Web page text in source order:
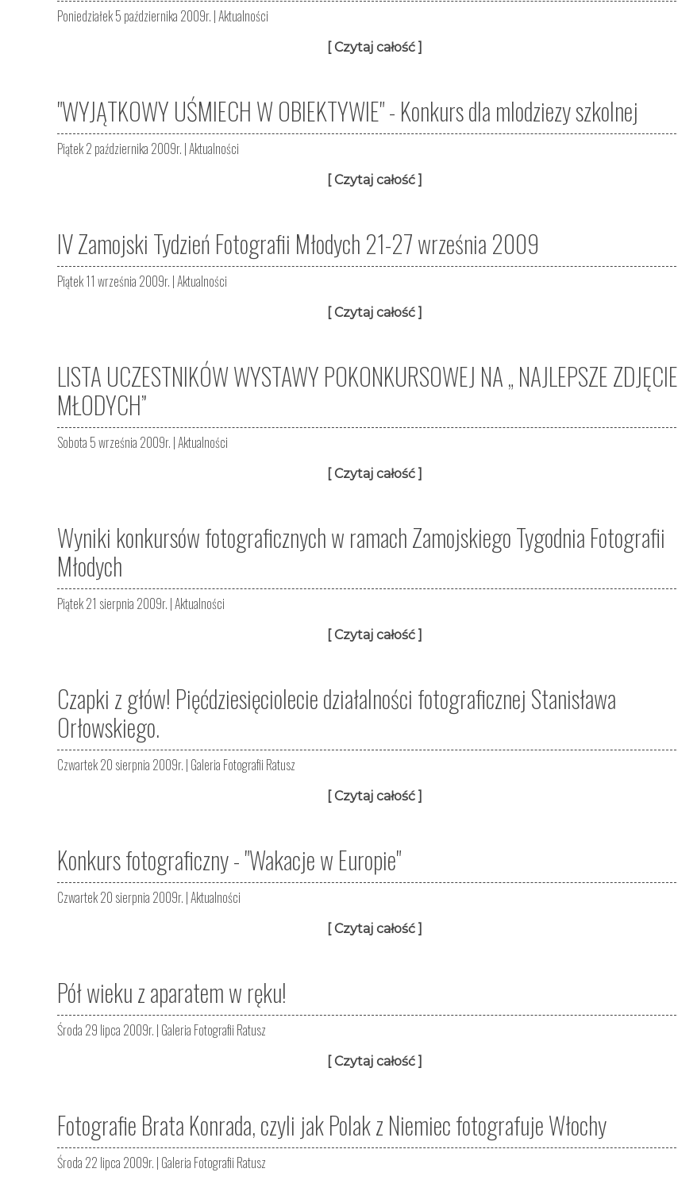
Poniedziałek 5 października 2009r. |Aktualności
[ Czytaj całość ]
"WYJĄTKOWY UŚMIECH W OBIEKTYWIE" - Konkurs dla mlodziezy szkolnej
Piątek 2 października 2009r. |Aktualności
[ Czytaj całość ]
IV Zamojski Tydzień Fotografii Młodych 21-27 września 2009
Piątek 11 września 2009r. |Aktualności
[ Czytaj całość ]
LISTA UCZESTNIKÓW WYSTAWY POKONKURSOWEJ NA „ NAJLEPSZE ZDJĘCIE
MŁODYCH”
Sobota 5 września 2009r. |Aktualności
[ Czytaj całość ]
Wyniki konkursów fotograficznych w ramach Zamojskiego Tygodnia Fotografii
Młodych
Piątek 21 sierpnia 2009r. |Aktualności
[ Czytaj całość ]
Czapki z głów! Pięćdziesięciolecie działalności fotograficznej Stanisława
Orłowskiego.
Czwartek 20 sierpnia 2009r. | Galeria Fotografii Ratusz
[ Czytaj całość ]
Konkurs fotograficzny - "Wakacje w Europie"
Czwartek 20 sierpnia 2009r. |Aktualności
[ Czytaj całość ]
Pół wieku z aparatem w ręku!
Środa 29 lipca 2009r. | Galeria Fotografii Ratusz
[ Czytaj całość ]
Fotografie Brata Konrada, czyli jak Polak z Niemiec fotografuje Włochy
Środa 22 lipca 2009r. | Galeria Fotografii Ratusz